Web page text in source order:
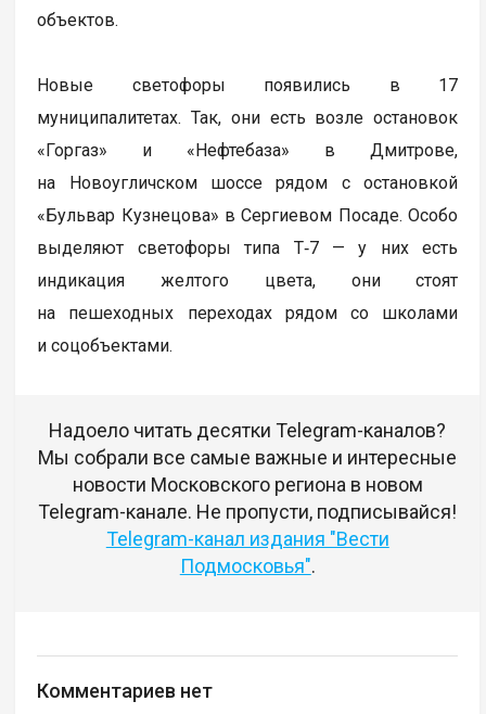
объектов.
Новые светофоры появились в 17
муниципалитетах. Так, они есть возле остановок
«Горгаз» и «Нефтебаза» в Дмитрове,
на Новоугличском шоссе рядом с остановкой
«Бульвар Кузнецова» в Сергиевом Посаде. Особо
выделяют светофоры типа Т‑7 — у них есть
индикация желтого цвета, они стоят
на пешеходных переходах рядом со школами
и соцобъектами.
Надоело читать десятки Telegram-каналов?
Мы собрали все самые важные и интересные
новости Московского региона в новом
Telegram-канале. Не пропусти, подписывайся!
Telegram-канал издания "Вести
Подмосковья".
Комментариев нет